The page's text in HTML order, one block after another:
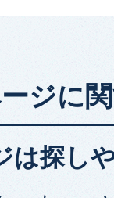
ジに
は探し